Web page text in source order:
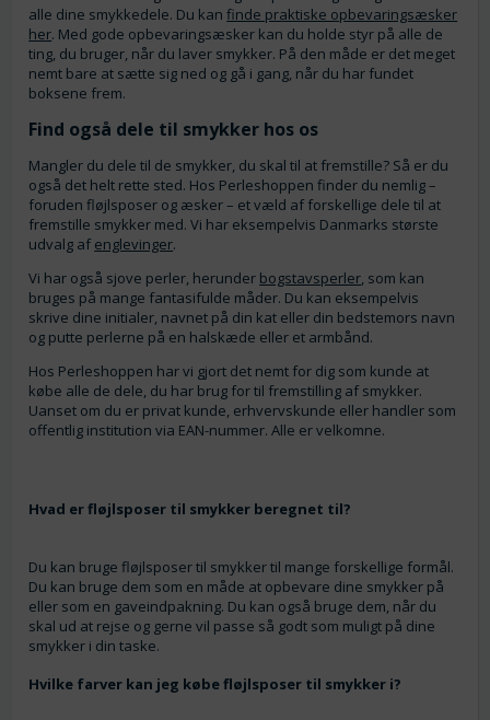
alle dine smykkedele. Du kanfinde praktiske opbevaringsæsker
her. Med gode opbevaringsæsker kan du holde styr på alle de
ting, du bruger, når du laver smykker. På den måde er det meget
nemt bare at sætte sig ned og gå i gang, når du har fundet
boksene frem.
Find også dele til smykker hos os
Mangler du dele til de smykker, du skal til at fremstille? Så er du
også det helt rette sted. Hos Perleshoppen finder du nemlig –
foruden fløjlsposer og æsker – et væld af forskellige dele til at
fremstille smykker med. Vi har eksempelvis Danmarks største
udvalg af englevinger.
Vi har også sjove perler, herunder bogstavsperler, som kan
bruges på mange fantasifulde måder. Du kan eksempelvis
skrive dine initialer, navnet på din kat eller din bedstemors navn
og putte perlerne på en halskæde eller et armbånd.
Hos Perleshoppen har vi gjort det nemt for dig som kunde at
købe alle de dele, du har brug for til fremstilling af smykker.
Uanset om du er privat kunde, erhvervskunde eller handler som
offentlig institution via EAN-nummer. Alle er velkomne.
Hvad er fløjlsposer til smykker beregnet til?
Du kan bruge fløjlsposer til smykker til mange forskellige formål.
Du kan bruge dem som en måde at opbevare dine smykker på
eller som en gaveindpakning. Du kan også bruge dem, når du
skal ud at rejse og gerne vil passe så godt som muligt på dine
smykker i din taske.
Hvilke farver kan jeg købe fløjlsposer til smykker i?